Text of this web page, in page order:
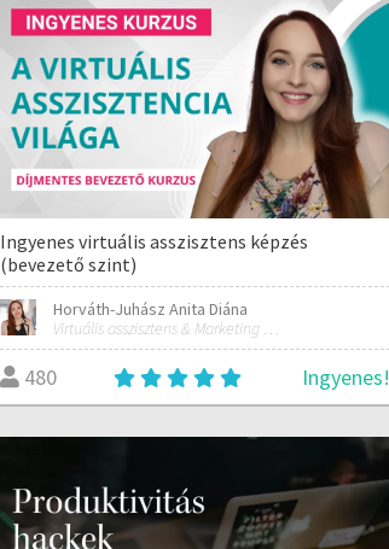
Ingyenes virtuális asszisztens képzés
(bevezető szint)
Horváth-Juhász Anita Diána
Virtuális asszisztens & Marketing és PR szakember
480 Ingyenes!